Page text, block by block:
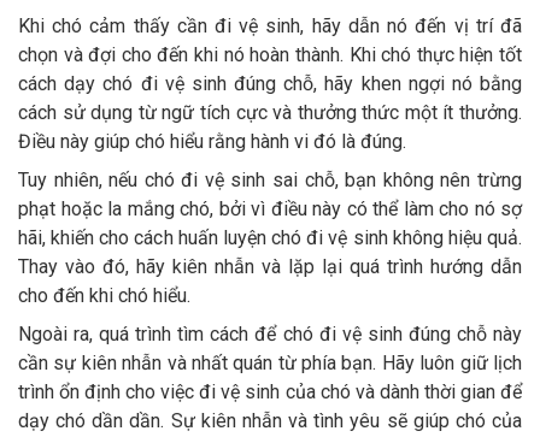
Khi chó cảm thấy cần đi vệ sinh, hãy dẫn nó đến vị trí đã
chọn và đợi cho đến khi nó hoàn thành. Khi chó thực hiện tốt
cách dạy chó đi vệ sinh đúng chỗ, hãy khen ngợi nó bằng
cách sử dụng từ ngữ tích cực và thưởng thức một ít thưởng.
Điều này giúp chó hiểu rằng hành vi đó là đúng.
Tuy nhiên, nếu chó đi vệ sinh sai chỗ, bạn không nên trừng
phạt hoặc la mắng chó, bởi vì điều này có thể làm cho nó sợ
hãi, khiến cho cách huấn luyện chó đi vệ sinh không hiệu quả.
Thay vào đó, hãy kiên nhẫn và lặp lại quá trình hướng dẫn
cho đến khi chó hiểu.
Ngoài ra, quá trình tìm cách để chó đi vệ sinh đúng chỗ này
cần sự kiên nhẫn và nhất quán từ phía bạn. Hãy luôn giữ lịch
trình ổn định cho việc đi vệ sinh của chó và dành thời gian để
dạy chó dần dần. Sự kiên nhẫn và tình yêu sẽ giúp chó của